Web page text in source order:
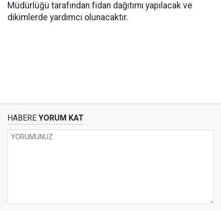
Müdürlüğü tarafından fidan dağıtımı yapılacak ve
dikimlerde yardımcı olunacaktır.
HABERE YORUM KAT